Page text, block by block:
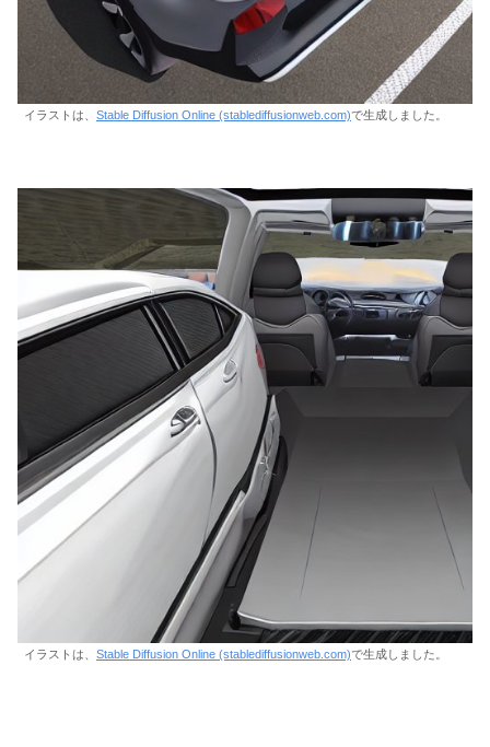
イラストは、 Stable Diffusion Online (stablediffusionweb.com)で生成しました。
イラストは、 Stable Diffusion Online (stablediffusionweb.com)で生成しました。